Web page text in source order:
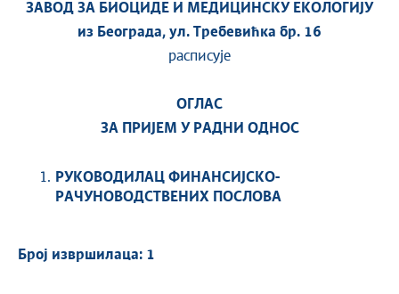
ЗАВОД ЗА БИОЦИДЕ И МЕДИЦИНСКУ ЕКОЛОГИЈУ
из Београда, ул. Требевићка бр. 16
расписује
ОГЛАС
ЗА ПРИЈЕМ У РАДНИ ОДНОС
РУКОВОДИЛАЦ ФИНАНСИЈСКО-
РАЧУНОВОДСТВЕНИХ ПОСЛОВА
Број извршилаца: 1